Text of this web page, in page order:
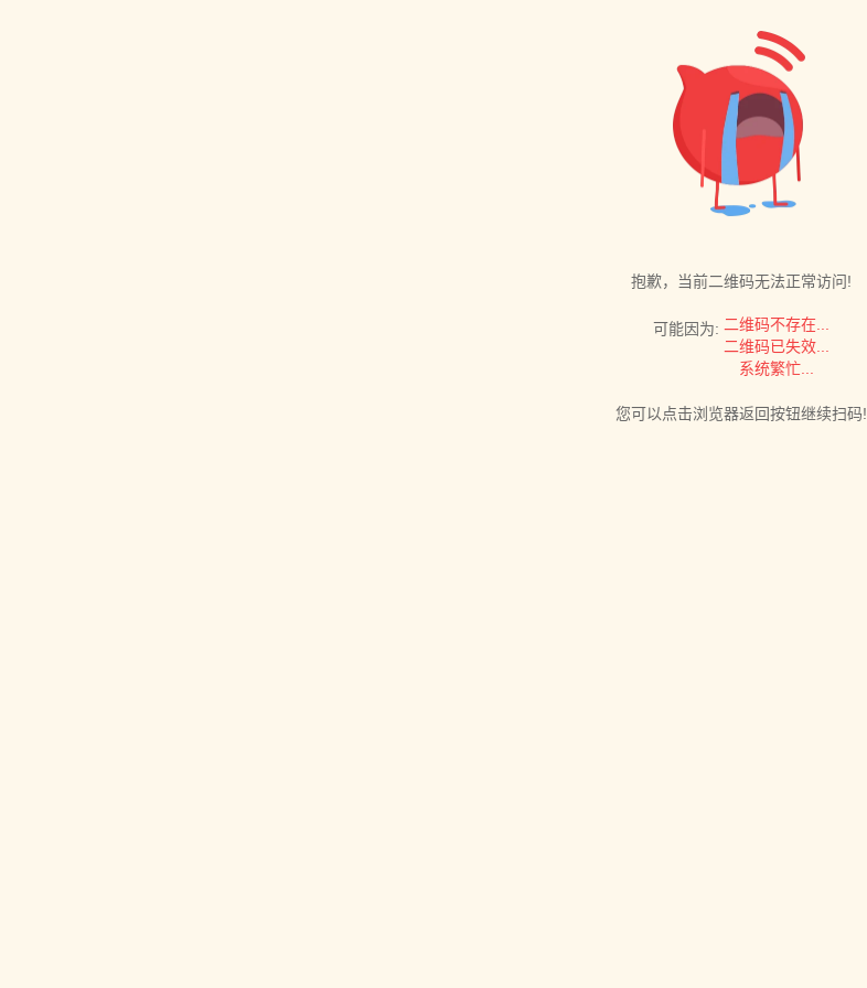
抱歉，当前二维码无法正常访问!
可能因为: 二维码不存在...
二维码已失效...
系统繁忙...
您可以点击浏览器返回按钮继续扫码!